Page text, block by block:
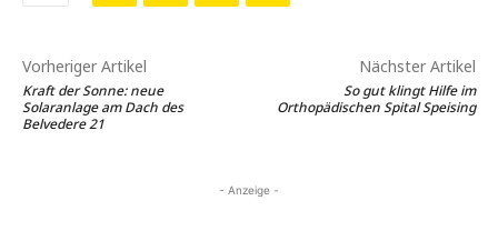
Vorheriger Artikel
Kraft der Sonne: neue
Solaranlage am Dach des
Belvedere 21
Nächster Artikel
So gut klingt Hilfe im
Orthopädischen Spital Speising
- Anzeige -